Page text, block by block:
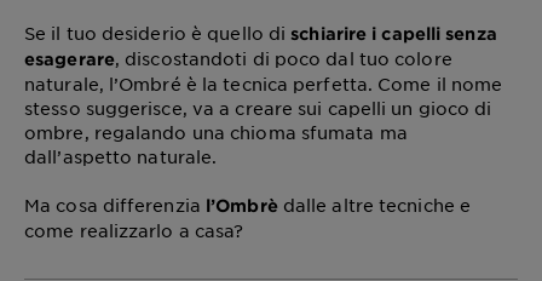
Se il tuo desiderio è quello dischiarire i capelli senza
esagerare, discostandoti di poco dal tuo colore
naturale, l’Ombré è la tecnica perfetta. Come il nome
stesso suggerisce, va a creare sui capelli un gioco di
ombre, regalando una chioma sfumata ma
dall’aspetto naturale.
Ma cosa differenzia l’Ombrè dalle altre tecniche e
come realizzarlo a casa?